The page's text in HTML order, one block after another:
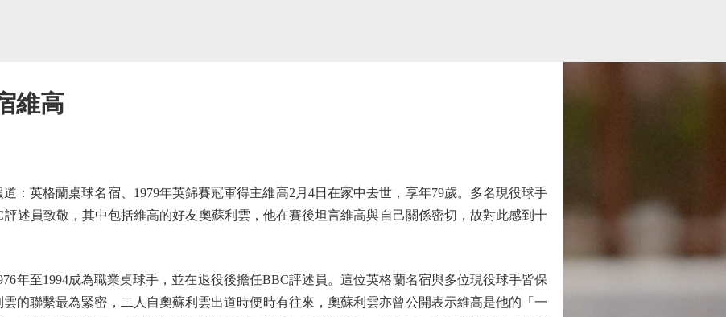
維高
英格蘭桌球名宿、1979年英錦賽冠軍得主維高2月4日在家中去世，享年79歲。多名現役球手
述員致敬，其中包括維高的好友奧蘇利雲，他在賽後坦言維高與自己關係密切，故對此感到十
至1994成為職業桌球手，並在退役後擔任BBC評述員。這位英格蘭名宿與多位現役球手皆保
的聯繫最為緊密，二人自奧蘇利雲出道時便時有往來，奧蘇利雲亦曾公開表示維高是他的「一